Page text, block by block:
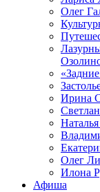
Олег
Ирина
Олег
Илона
Афиша